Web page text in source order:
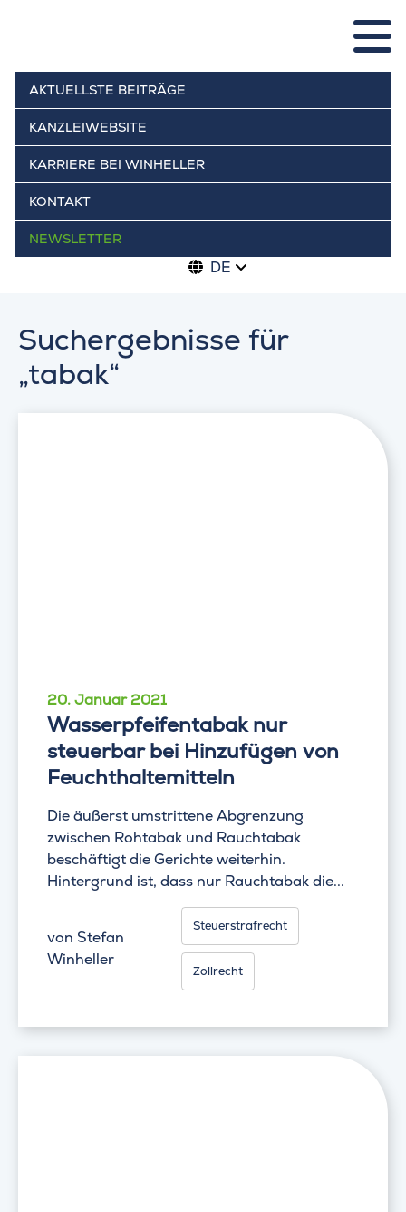
AKTUELLSTE BEITRÄGE
KANZLEIWEBSITE
KARRIERE BEI WINHELLER
KONTAKT
NEWSLETTER
DE
Suchergebnisse für
„tabak“
20. Januar 2021
Wasserpfeifentabak nur
steuerbar bei Hinzufügen von
Feuchthaltemitteln
Die äußerst umstrittene Abgrenzung
zwischen Rohtabak und Rauchtabak
beschäftigt die Gerichte weiterhin.
Hintergrund ist, dass nur Rauchtabak die...
von Stefan
Winheller
Steuerstrafrecht
Zollrecht